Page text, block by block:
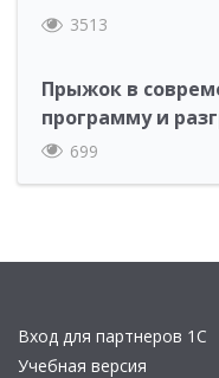
3513
Прыжок в
программу и
699
Вход для партнеров 1С
Учебная версия